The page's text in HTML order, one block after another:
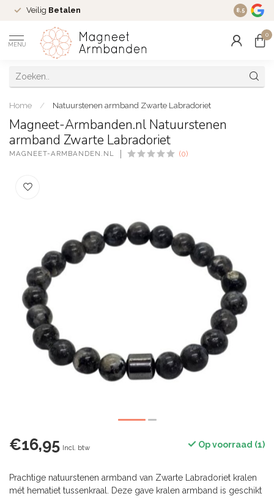
Veilig Betalen Ruim 16
8.5
MENU
0
Home / Natuurstenen armband Zwarte Labradoriet
Magneet-Armbanden.nl Natuurstenen
armband Zwarte Labradoriet
MAGNEET-ARMBANDEN.NL (0)
€16,95 Incl. btw Op voorraad (1)
Prachtige natuurstenen armband van Zwarte Labradoriet kralen
mét hematiet tussenkraal. Deze gave kralen armband is geschikt